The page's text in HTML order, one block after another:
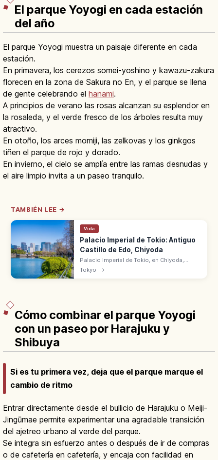
El parque Yoyogi en cada estación
del año
El parque Yoyogi muestra un paisaje diferente en cada
estación.
En primavera, los cerezos somei-yoshino y kawazu-zakura
florecen en la zona de Sakura no En, y el parque se llena
de gente celebrando el hanami.
A principios de verano las rosas alcanzan su esplendor en
la rosaleda, y el verde fresco de los árboles resulta muy
atractivo.
En otoño, los arces momiji, las zelkovas y los ginkgos
tiñen el parque de rojo y dorado.
En invierno, el cielo se amplía entre las ramas desnudas y
el aire limpio invita a un paseo tranquilo.
TAMBIÉN LEE →
Vida
Palacio Imperial de Tokio: Antiguo
Castillo de Edo, Chiyoda
Palacio Imperial de Tokio, en Chiyoda,
ocupa el antiguo castillo de Edo desde
1869. A 15 min a pie de la estación de Tokio.
Tokyo →
Cómo combinar el parque Yoyogi
con un paseo por Harajuku y
Shibuya
Si es tu primera vez, deja que el parque marque el
cambio de ritmo
Entrar directamente desde el bullicio de Harajuku o Meiji-
Jingūmae permite experimentar una agradable transición
del ajetreo urbano al verde del parque.
Se integra sin esfuerzo antes o después de ir de compras
o de cafetería en cafetería, y encaja con facilidad en